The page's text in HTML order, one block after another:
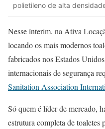
polietileno de alta
Nesse ínterim, na Ativa
locando os mais modernos
fabricados nos Estados
internacionais de segurança
Sanitation Association
Só quem é líder de mercado,
estrutura completa de toaletes